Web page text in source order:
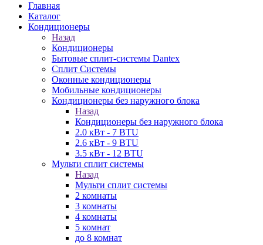
Главная
Каталог
Кондиционеры
Назад
Кондиционеры
Бытовые сплит-системы Dantex
Сплит Системы
Оконные кондиционеры
Мобильные кондиционеры
Кондиционеры без наружного блока
Назад
Кондиционеры без наружного блока
2.0 кВт - 7 BTU
2.6 кВт - 9 BTU
3.5 кВт - 12 BTU
Мульти сплит системы
Назад
Мульти сплит системы
2 комнаты
3 комнаты
4 комнаты
5 комнат
до 8 комнат